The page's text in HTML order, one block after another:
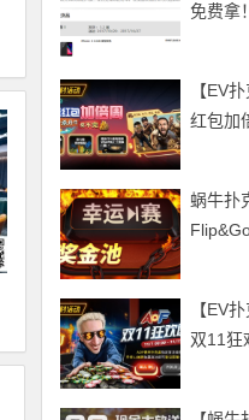
免费拿
【EV
红包加
最高
蜗牛扑
【EV
双11狂